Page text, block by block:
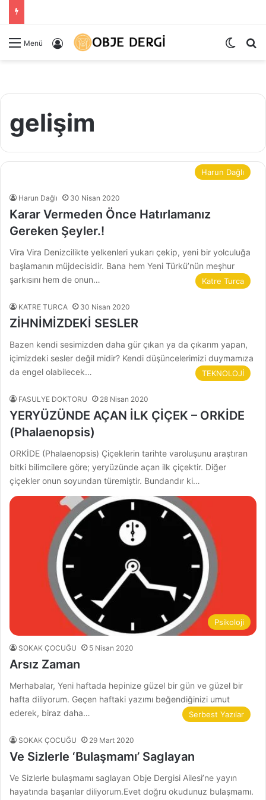
Menü Kayıt Ol Dış
gelişim
Harun Dağlı
Harun Dağlı 30 Nisan 2020
Karar Vermeden Önce Hatırlamanız
Gereken Şeyler.!
Vira Vira Denizcilikte yelkenleri yukarı çekip, yeni bir yolculuğa
başlamanın müjdecisidir. Bana hem Yeni Türkü’nün meşhur
şarkısını hem de onun…
Katre Turca
KATRE TURCA 30 Nisan 2020
ZİHNİMİZDEKİ SESLER
Bazen kendi sesimizden daha gür çıkan ya da çıkarım yapan,
içimizdeki sesler değil midir? Kendi düşüncelerimizi duymamıza
da engel olabilecek…
TEKNOLOJİ
FASULYE DOKTORU 28 Nisan 2020
YERYÜZÜNDE AÇAN İLK ÇİÇEK – ORKİDE
(Phalaenopsis)
ORKİDE (Phalaenopsis) Çiçeklerin tarihte varoluşunu araştıran
bitki bilimcilere göre; yeryüzünde açan ilk çiçektir. Diğer
çiçekler onun soyundan türemiştir. Bundandır ki…
Psikoloji
SOKAK ÇOCUĞU 5 Nisan 2020
Arsız Zaman
Merhabalar, Yeni haftada hepinize güzel bir gün ve güzel bir
hafta diliyorum. Geçen haftaki yazımı beğendiğinizi umut
ederek, biraz daha…
Serbest Yazılar
SOKAK ÇOCUĞU 29 Mart 2020
Ve Sizlerle ‘Bulaşmamı’ Saglayan
Ve Sizlerle bulaşmamı saglayan Obje Dergisi Ailesi’ne yayın
hayatında başarılar diliyorum.Evet doğru okudunuz bulaşmamı.